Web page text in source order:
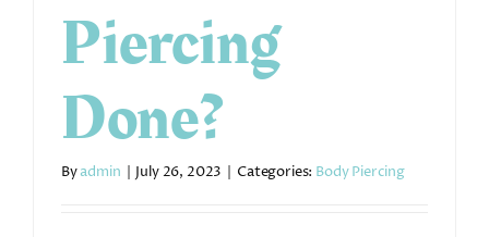
Piercing
Done?
Byadmin July 26, 2023 Categories: Body Piercing